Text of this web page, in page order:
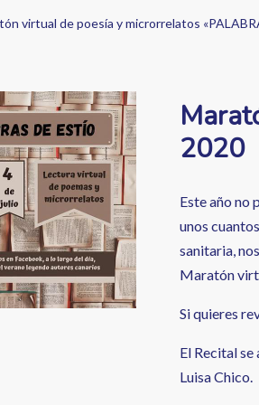
virtual de poesía y microrrelatos
2020
Este año no
unos
sanitaria,
Maratón
Si quieres
El Recital
Luisa Chico.